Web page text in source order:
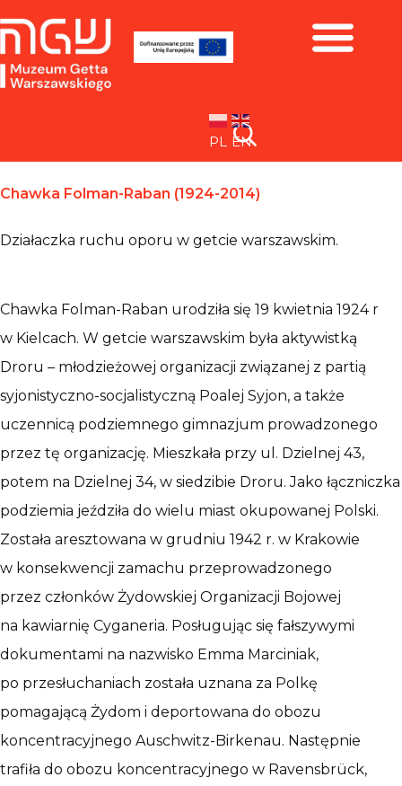
PL EN
Chawka Folman-Raban (1924-2014)
Działaczka ruchu oporu w getcie warszawskim.
Chawka Folman-Raban urodziła się 19 kwietnia 1924 r
w Kielcach. W getcie warszawskim była aktywistką
Droru – młodzieżowej organizacji związanej z partią
syjonistyczno-socjalistyczną Poalej Syjon, a także
uczennicą podziemnego gimnazjum prowadzonego
przez tę organizację. Mieszkała przy ul. Dzielnej 43,
potem na Dzielnej 34, w siedzibie Droru. Jako łączniczka
podziemia jeździła do wielu miast okupowanej Polski.
Została aresztowana w grudniu 1942 r. w Krakowie
w konsekwencji zamachu przeprowadzonego
przez członków Żydowskiej Organizacji Bojowej
na kawiarnię Cyganeria. Posługując się fałszywymi
dokumentami na nazwisko Emma Marciniak,
po przesłuchaniach została uznana za Polkę
pomagającą Żydom i deportowana do obozu
koncentracyjnego Auschwitz-Birkenau. Następnie
trafiła do obozu koncentracyjnego w Ravensbrück,